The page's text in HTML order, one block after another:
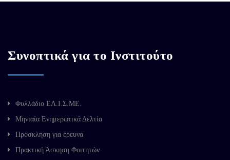
Συνοπτικά για το Ινστιτούτο
Φυλλάδιο ΕΛ.Ι.Σ.ΜΕ.
Μηνιαία Ενημερωτικά Δελτία
Πρόσκληση για έρευνα
Πρακτική Άσκηση Φοιτητών